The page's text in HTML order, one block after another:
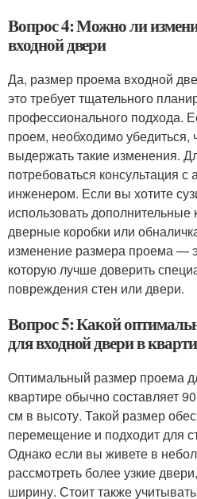
Вопрос 4: Можно ли
входной двери
Да, размер проема входной
это требует тщательного
профессионального подхода.
проем, необходимо убедиться,
выдержать такие изменения.
потребоваться консультация с
инженером. Если вы хотите
использовать дополнительные
дверные коробки или
изменение размера проема —
которую лучше доверить
повреждения стен или двери.
Вопрос 5: Какой
для входной двери в
Оптимальный размер проема
квартире обычно составляет
см в высоту. Такой размер
перемещение и подходит для
Однако если вы живете в
рассмотреть более узкие
ширину. Стоит также